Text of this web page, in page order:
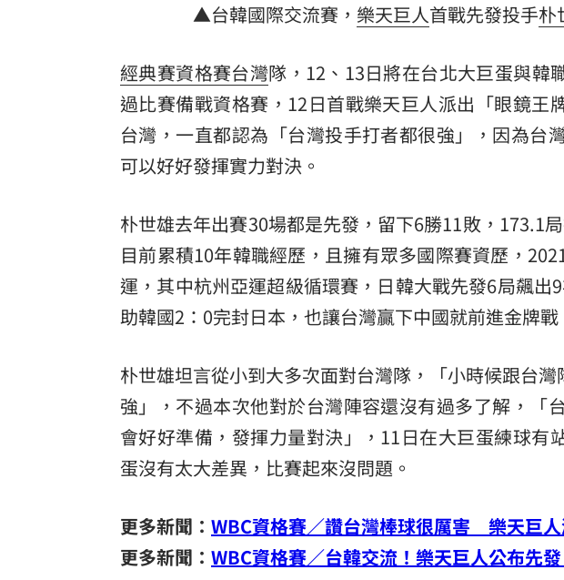
商場戰國來臨 台中「頂奢大道」逐漸成形 12:00
「拍片人的多重宇宙」職涯論壇9/12登場！ 10:30
8國球員齊聚高雄 Formosa 7s掀足球熱潮 10:00
理想混蛋號召粉絲跨海追星吃美食！
▲台韓國際交流賽， 樂天巨人首戰先發投手朴
經典賽資格賽台灣隊，12、13日將在台北大巨蛋與韓
過比賽備戰資格賽，12日首戰樂天巨人派出「眼鏡王
台灣，一直都認為「台灣投手打者都很強」，因為台
可以好好發揮實力對決。
朴世雄去年出賽30場都是先發，留下6勝11敗，173.1
目前累積10年韓職經歷，且擁有眾多國際賽資歷，
運，其中杭州亞運超級循環賽，日韓大戰先發6局飆
助韓國2：0完封日本，也讓台灣贏下中國就前進金牌戰
朴世雄坦言從小到大多次面對台灣隊，「小時候跟台
強」，不過本次他對於台灣陣容還沒有過多了解，「
會好好準備，發揮力量對決」，11日在大巨蛋練球有
蛋沒有太大差異，比賽起來沒問題。
更多新聞： WBC資格賽／讚台灣棒球很厲害 樂天巨
更多新聞： WBC資格賽／台韓交流！樂天巨人公布先